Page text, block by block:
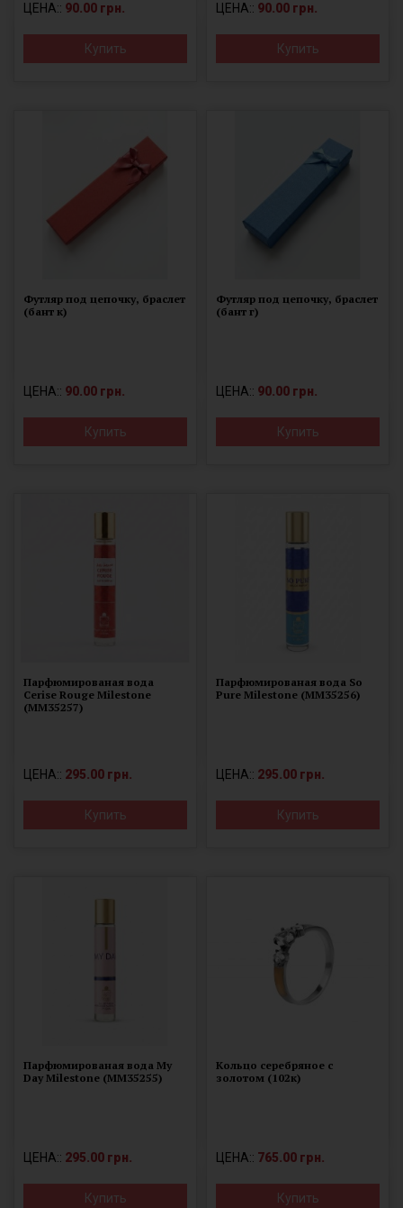
ЦЕНА:: 90.00 грн.
Купить
ЦЕНА:: 90.00 грн.
Купить
Футляр под цепочку, браслет
(бант к)
ЦЕНА:: 90.00 грн.
Купить
Футляр под цепочку, браслет
(бант г)
ЦЕНА:: 90.00 грн.
Купить
Парфюмированая вода
Cerise Rouge Milestone
(ММ35257)
ЦЕНА:: 295.00 грн.
Купить
Парфюмированая вода So
Pure Milestone (MM35256)
ЦЕНА:: 295.00 грн.
Купить
Парфюмированая вода My
Day Milestone (MM35255)
ЦЕНА:: 295.00 грн.
Купить
Кольцо серебряное с
золотом (102к)
ЦЕНА:: 765.00 грн.
Купить